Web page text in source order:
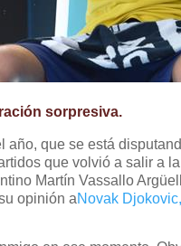
sorpresiva.
año, que se está
que volvió a salir a
Martín Vassallo
opinión aNovak Djokovic,